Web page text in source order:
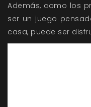
Además, como los
ser un juego
casa, puede ser